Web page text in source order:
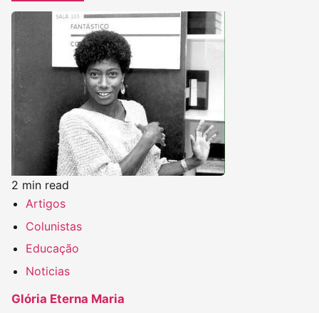
2 min read
Artigos
Colunistas
Educação
Noticias
Glória Eterna Maria